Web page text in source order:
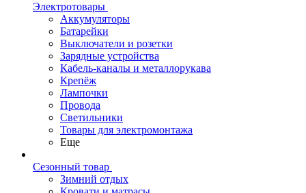
Электротовары
Аккумуляторы
Батарейки
Выключатели и розетки
Зарядные устройства
Кабель-каналы и металлорукава
Крепёж
Лампочки
Провода
Светильники
Товары для электромонтажа
Еще
Сезонный товар
Зимний отдых